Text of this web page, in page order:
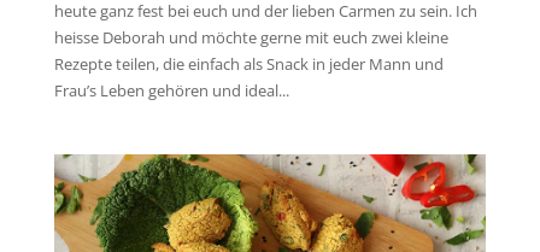
heute ganz fest bei euch und der lieben Carmen zu sein. Ich
heisse Deborah und möchte gerne mit euch zwei kleine
Rezepte teilen, die einfach als Snack in jeder Mann und
Frau’s Leben gehören und ideal...